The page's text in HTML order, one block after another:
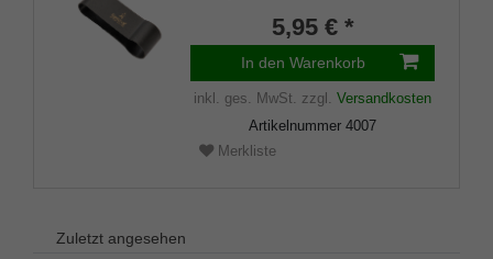
5,95 € *
In den Warenkorb
inkl. ges. MwSt. zzgl. Versandkosten
Artikelnummer 4007
Merkliste
Zuletzt angesehen